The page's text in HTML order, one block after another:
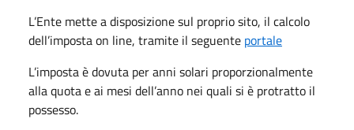
L’Ente mette a disposizione sul proprio sito, il calcolo
dell’imposta on line, tramite il seguente portale
L’imposta è dovuta per anni solari proporzionalmente
alla quota e ai mesi dell’anno nei quali si è protratto il
possesso.